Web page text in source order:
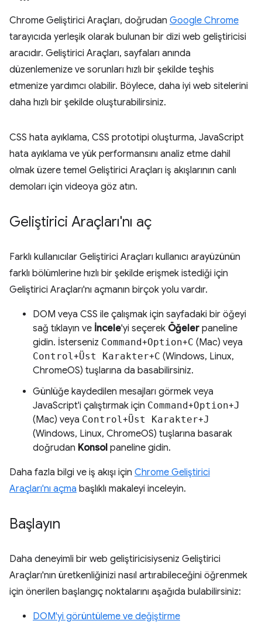
Chrome Geliştirici Araçları, doğrudan Google Chrome
tarayıcıda yerleşik olarak bulunan bir dizi web geliştiricisi
aracıdır. Geliştirici Araçları, sayfaları anında
düzenlemenize ve sorunları hızlı bir şekilde teşhis
etmenize yardımcı olabilir. Böylece, daha iyi web sitelerini
daha hızlı bir şekilde oluşturabilirsiniz.
CSS hata ayıklama, CSS prototipi oluşturma, JavaScript
hata ayıklama ve yük performansını analiz etme dahil
olmak üzere temel Geliştirici Araçları iş akışlarının canlı
demoları için videoya göz atın.
Geliştirici Araçları'nı aç
Farklı kullanıcılar Geliştirici Araçları kullanıcı arayüzünün
farklı bölümlerine hızlı bir şekilde erişmek istediği için
Geliştirici Araçları'nı açmanın birçok yolu vardır.
DOM veya CSS ile çalışmak için sayfadaki bir öğeyi
sağ tıklayın ve İncele'yi seçerek Öğeler paneline
gidin. İsterseniz Command+Option+C (Mac) veya
Control+Üst Karakter+C (Windows, Linux,
ChromeOS) tuşlarına da basabilirsiniz.
Günlüğe kaydedilen mesajları görmek veya
JavaScript'i çalıştırmak için Command+Option+J
(Mac) veya Control+Üst Karakter+J
(Windows, Linux, ChromeOS) tuşlarına basarak
doğrudan Konsol paneline gidin.
Daha fazla bilgi ve iş akışı için Chrome Geliştirici
Araçları'nı açma başlıklı makaleyi inceleyin.
Başlayın
Daha deneyimli bir web geliştiricisiyseniz Geliştirici
Araçları'nın üretkenliğinizi nasıl artırabileceğini öğrenmek
için önerilen başlangıç noktalarını aşağıda bulabilirsiniz:
DOM'yi görüntüleme ve değiştirme